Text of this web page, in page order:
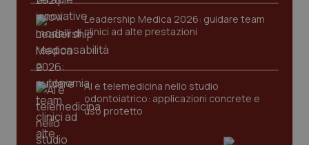
Leadership Medica 2026: guidare team
clinici ad alte prestazioni
AI e telemedicina nello studio
odontoiatrico: applicazioni concrete e
uso protetto